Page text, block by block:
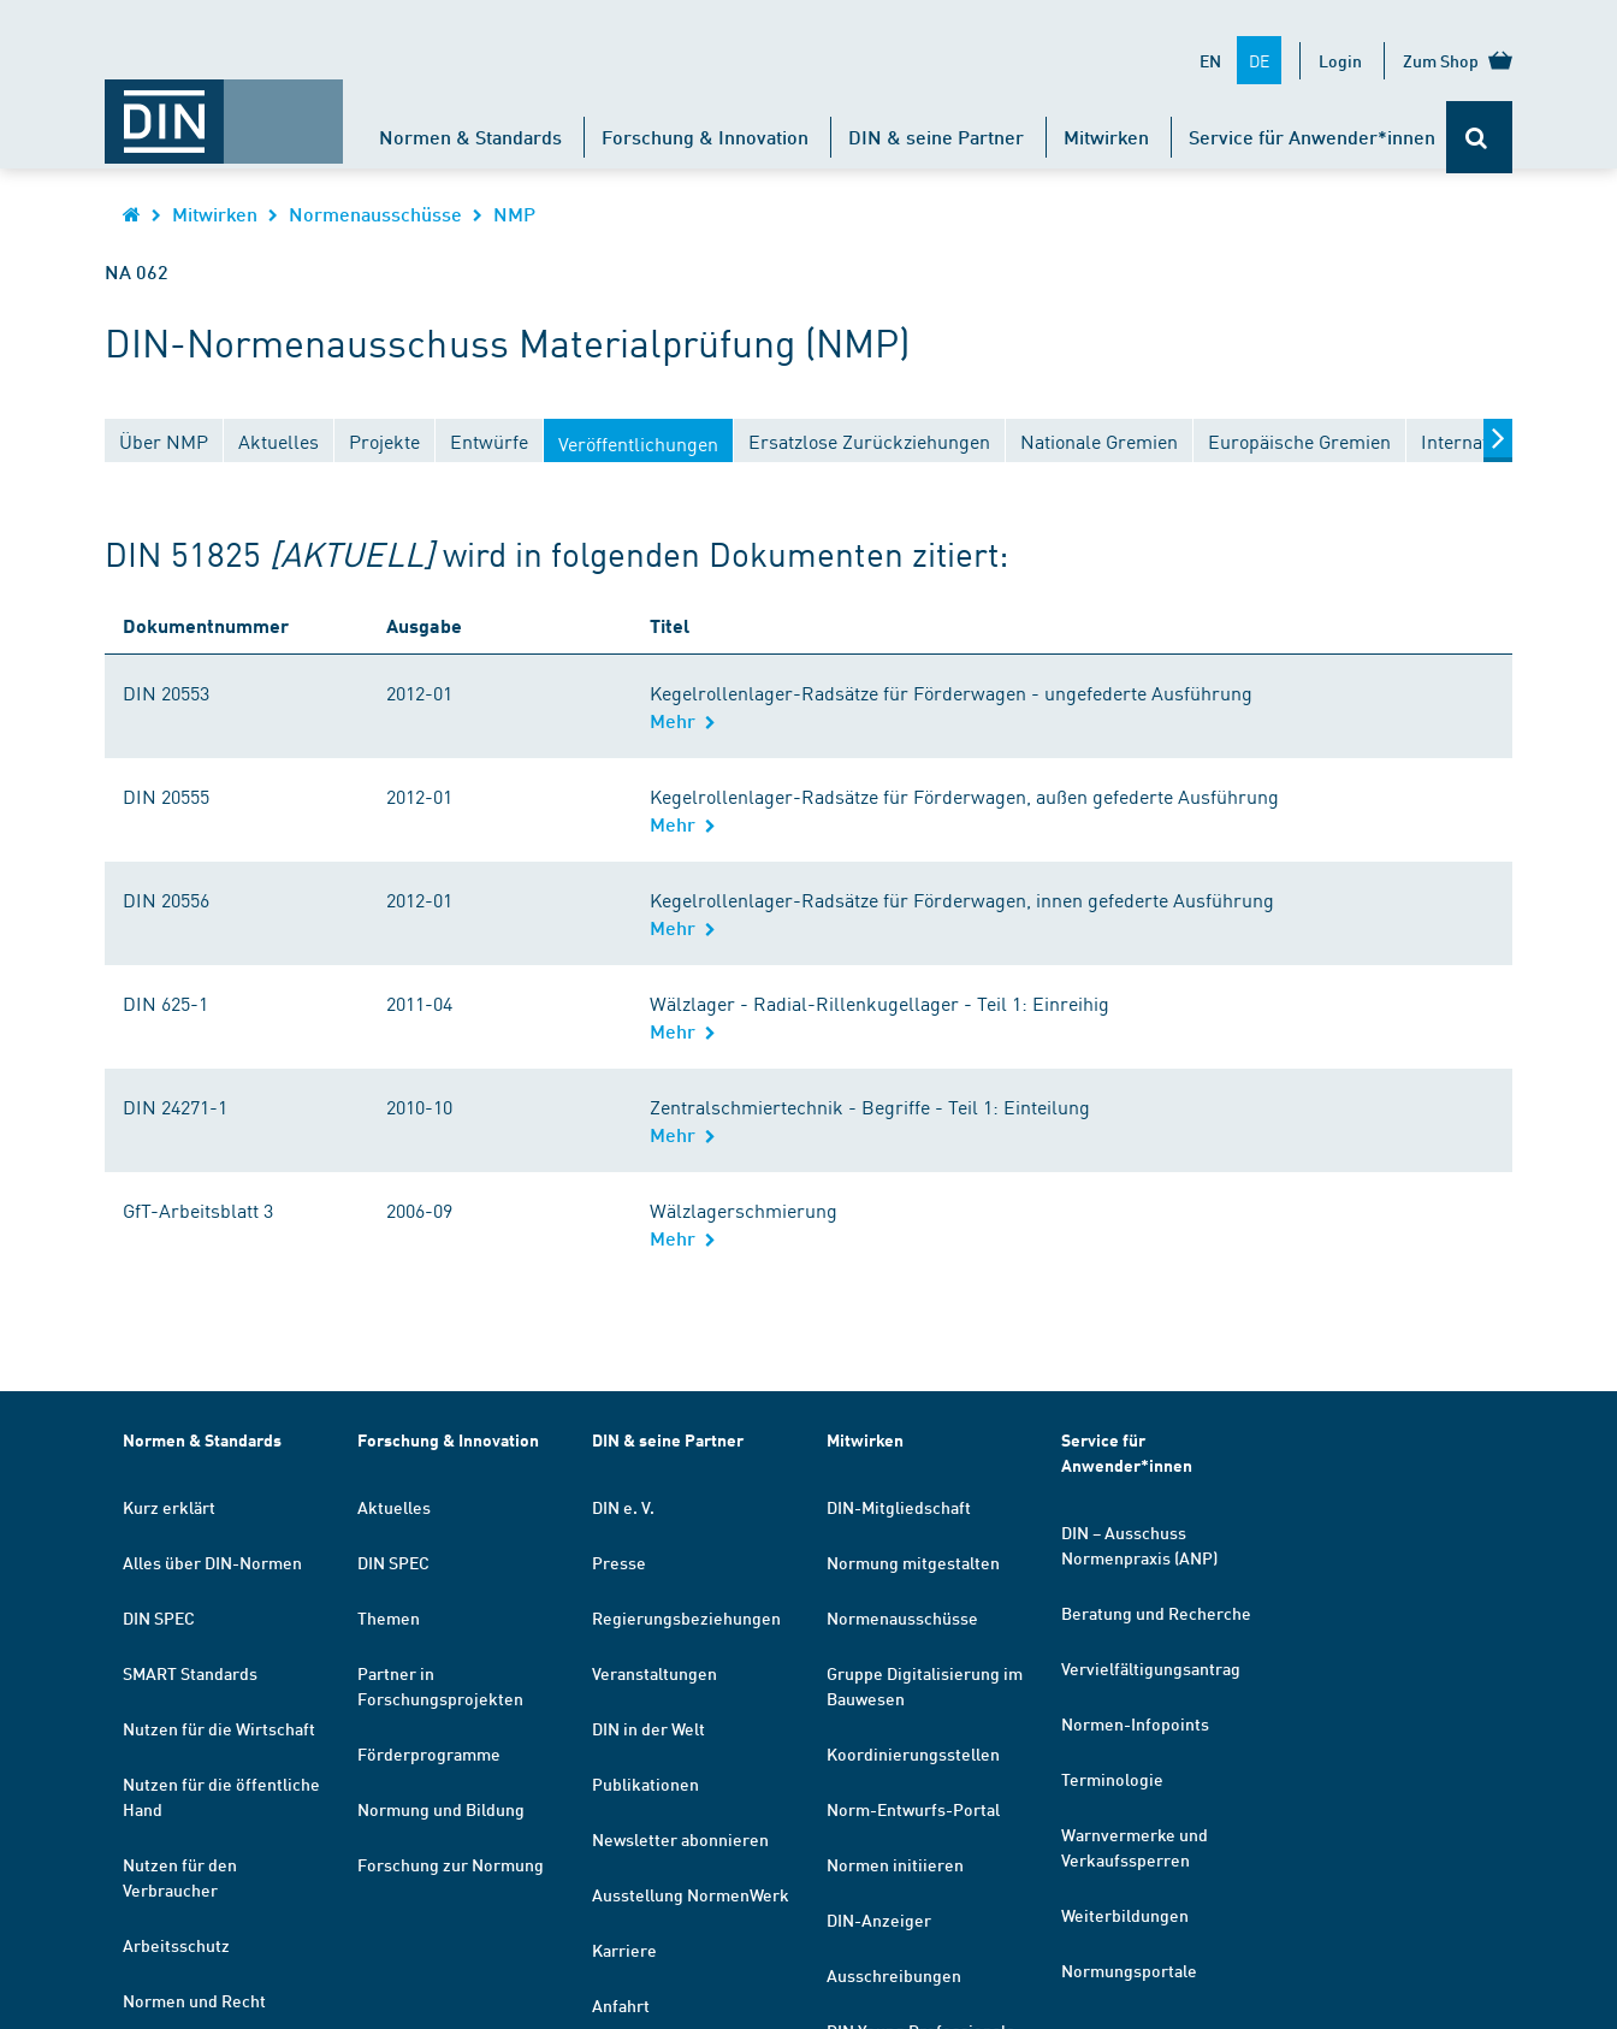
EN DE Login Zum Shop
Normen & Standards Forschung & Innovation DIN & seine Partner Mitwirken Service für Anwender*innen
Mitwirken Normenausschüsse NMP
NA 062
DIN-Normenausschuss Materialprüfung (NMP)
Über NMP Aktuelles Projekte Entwürfe Veröffentlichungen Ersatzlose Zurückziehungen Nationale Gremien Europäische Gremien Internationale Gremien
DIN 51825 [AKTUELL]wird in folgenden Dokumenten zitiert:
Dokumentnummer Ausgabe Titel
DIN 20553 2012-01 Kegelrollenlager-Radsätze für Förderwagen - ungefederte Ausführung
Mehr
DIN 20555 2012-01 Kegelrollenlager-Radsätze für Förderwagen, außen gefederte Ausführung
Mehr
DIN 20556 2012-01 Kegelrollenlager-Radsätze für Förderwagen, innen gefederte Ausführung
Mehr
DIN 625-1 2011-04 Wälzlager - Radial-Rillenkugellager - Teil 1: Einreihig
Mehr
DIN 24271-1 2010-10 Zentralschmiertechnik - Begriffe - Teil 1: Einteilung
Mehr
GfT-Arbeitsblatt 3 2006-09 Wälzlagerschmierung
Mehr
Normen & Standards
Kurz erklärt
Alles über DIN-Normen
DIN SPEC
SMART Standards
Nutzen für die Wirtschaft
Nutzen für die öffentliche
Hand
Nutzen für den
Verbraucher
Arbeitsschutz
Normen und Recht
Forschung & Innovation
Aktuelles
DIN SPEC
Themen
Partner in
Forschungsprojekten
Förderprogramme
Normung und Bildung
Forschung zur Normung
DIN & seine Partner
DIN e. V.
Presse
Regierungsbeziehungen
Veranstaltungen
DIN in der Welt
Publikationen
Newsletter abonnieren
Ausstellung NormenWerk
Karriere
Anfahrt
Mitwirken
DIN-Mitgliedschaft
Normung mitgestalten
Normenausschüsse
Gruppe Digitalisierung im
Bauwesen
Koordinierungsstellen
Norm-Entwurfs-Portal
Normen initiieren
DIN-Anzeiger
Ausschreibungen
Service für
Anwender*innen
DIN – Ausschuss
Normenpraxis (ANP)
Beratung und Recherche
Vervielfältigungsantrag
Normen-Infopoints
Terminologie
Warnvermerke und
Verkaufssperren
Weiterbildungen
Normungsportale